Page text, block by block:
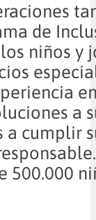
de
niños y
a
a cumplir
500.000